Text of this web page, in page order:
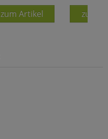
zum Artikel zum